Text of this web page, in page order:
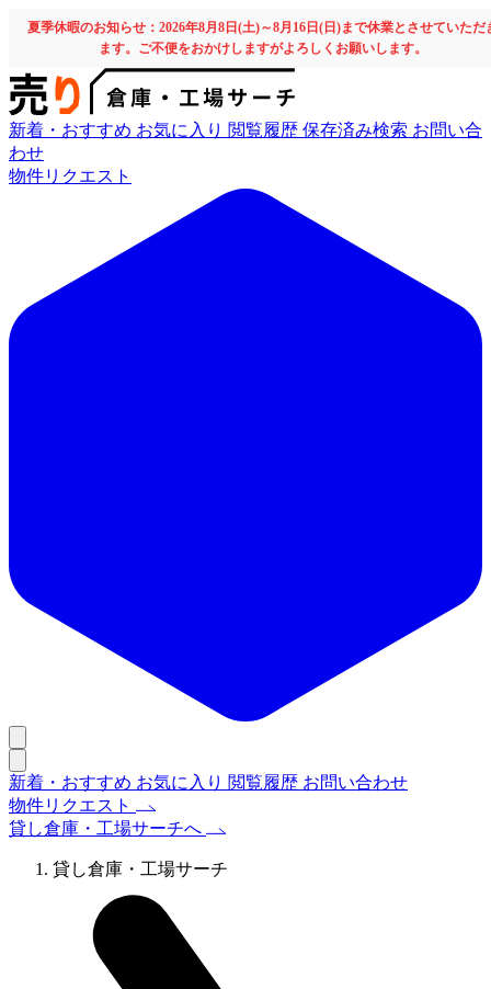
夏季休暇のお知らせ：2026年8月8日(土)～8月16日(日)まで休業とさせていただ
ます。ご不便をおかけしますがよろしくお願いします。
新着・おすすめ お気に入り 閲覧履歴 保存済み検索 お問い合
わせ
物件リクエスト
新着・おすすめ お気に入り 閲覧履歴 お問い合わせ
物件リクエスト
貸し倉庫・工場サーチへ
貸し倉庫・工場サーチ